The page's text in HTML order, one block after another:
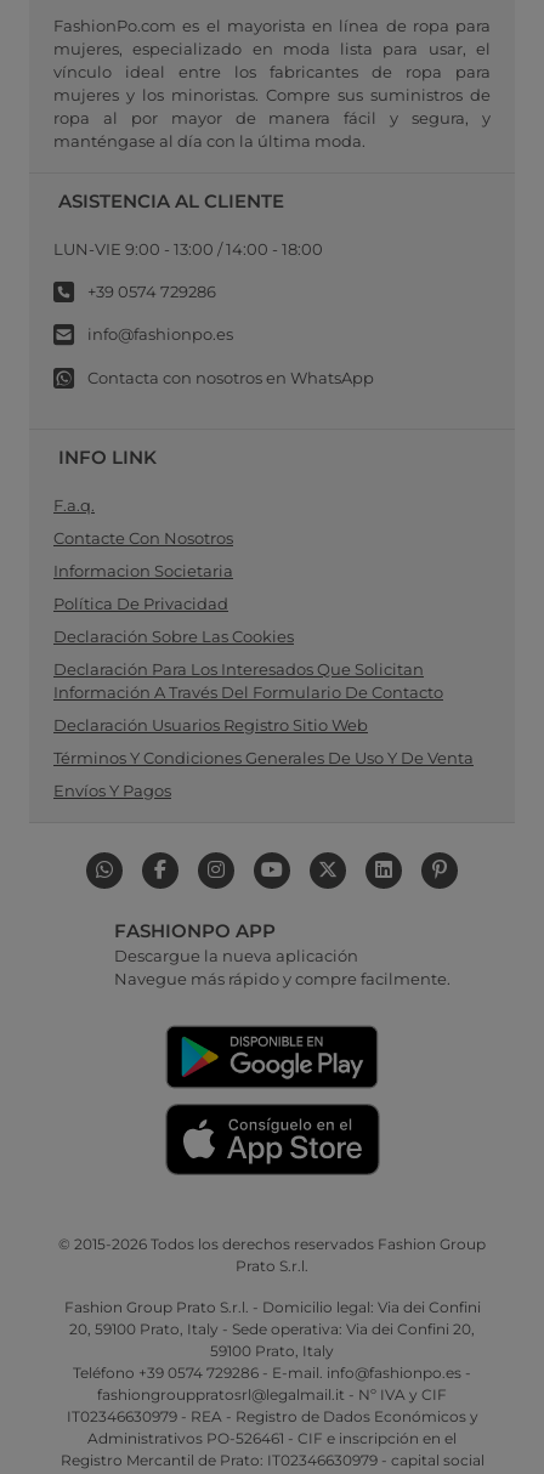
FashionPo.com es el mayorista en línea de ropa para
mujeres, especializado en moda lista para usar, el
vínculo ideal entre los fabricantes de ropa para
mujeres y los minoristas. Compre sus suministros de
ropa al por mayor de manera fácil y segura, y
manténgase al día con la última moda.
ASISTENCIA AL CLIENTE
LUN-VIE 9:00 - 13:00 / 14:00 - 18:00
+39 0574 729286
info@fashionpo.es
Contacta con nosotros en WhatsApp
INFO LINK
F.a.q.
Contacte Con Nosotros
Informacion Societaria
Política De Privacidad
Declaración Sobre Las Cookies
Declaración Para Los Interesados Que Solicitan
Información A Través Del Formulario De Contacto
Declaración Usuarios Registro Sitio Web
Términos Y Condiciones Generales De Uso Y De Venta
Envíos Y Pagos
FASHIONPO APP
Descargue la nueva aplicación
Navegue más rápido y compre facilmente.
© 2015-2026 Todos los derechos reservados Fashion Group
Prato S.r.l.
Fashion Group Prato S.r.l. - Domicilio legal: Via dei Confini
20, 59100 Prato, Italy - Sede operativa: Via dei Confini 20,
59100 Prato, Italy
Teléfono +39 0574 729286 - E-mail. info@fashionpo.es -
fashiongrouppratosrl@legalmail.it - Nº IVA y CIF
IT02346630979 - REA - Registro de Dados Económicos y
Administrativos PO-526461 - CIF e inscripción en el
Registro Mercantil de Prato: IT02346630979 - capital social